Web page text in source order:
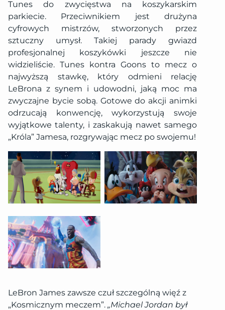
Tunes do zwycięstwa na koszykarskim
parkiecie. Przeciwnikiem jest drużyna
cyfrowych mistrzów, stworzonych przez
sztuczny umysł. Takiej parady gwiazd
profesjonalnej koszykówki jeszcze nie
widzieliście. Tunes kontra Goons to mecz o
najwyższą stawkę, który odmieni relację
LeBrona z synem i udowodni, jaką moc ma
zwyczajne bycie sobą. Gotowe do akcji animki
odrzucają konwencję, wykorzystują swoje
wyjątkowe talenty, i zaskakują nawet samego
„Króla” Jamesa, rozgrywając mecz po swojemu!
LeBron James zawsze czuł szczególną więź z
„Kosmicznym meczem”. „Michael Jordan był